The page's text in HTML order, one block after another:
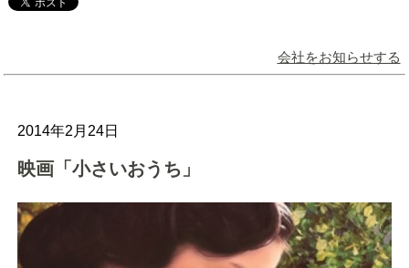
会社をお知らせする
2014年2月24日
映画「小さいおうち」